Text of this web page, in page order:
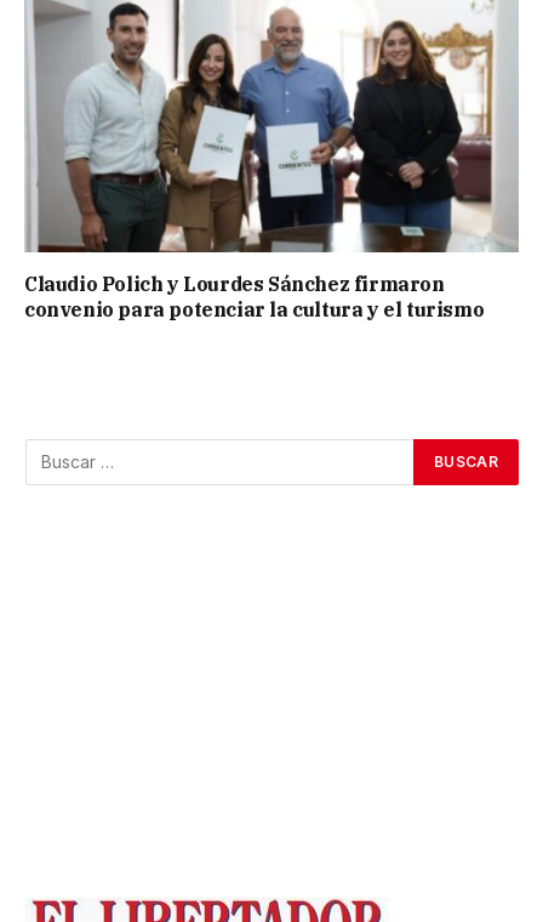
Claudio Polich y Lourdes Sánchez firmaron
convenio para potenciar la cultura y el turismo